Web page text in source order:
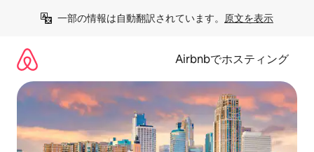
一部の情報は自動翻訳されています。 原文を表示
Airbnbでホスティング